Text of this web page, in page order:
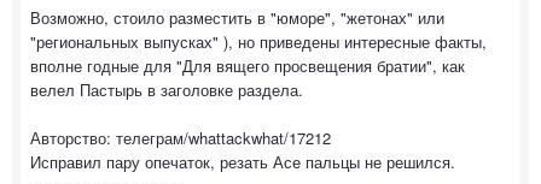
Возможно, стоило разместить в "юморе", "жетонах" или
"региональных выпусках" ), но приведены интересные факты,
вполне годные для "Для вящего просвещения братии", как
велел Пастырь в заголовке раздела.
Авторство: телеграм/whattackwhat/17212
Исправил пару опечаток, резать Асе пальцы не решился.